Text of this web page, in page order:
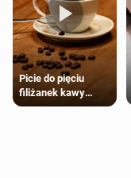
Picie do pięciu
filiżanek kawy
dziennie jest